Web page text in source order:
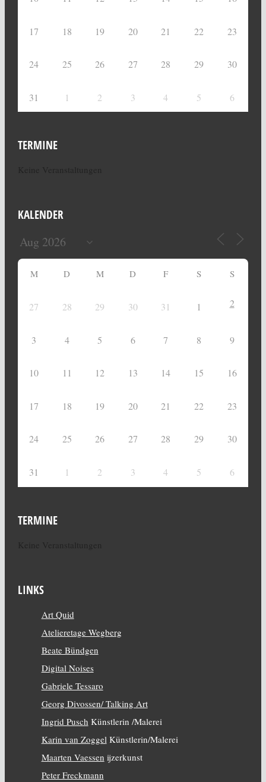
17 18 19 20 21 22 23
24 25 26 27 28 29 30
31 1 2 3 4 5 6
TERMINE
KALENDER
M D M D F S S
27 28 29 30 31 1 2
3 4 5 6 7 8 9
10 11 12 13 14 15 16
17 18 19 20 21 22 23
24 25 26 27 28 29 30
31 1 2 3 4 5 6
TERMINE
LINKS
Art Quid
Atelieretage Wegberg
Beate Bündgen
Digital Noises
Gabriele Tessaro
Georg Divossen/ Talking Art
Ingrid Pusch Künstlerin /Malerei
Karin van Zoggel Künstlerin/Malerei
Maarten Vaessen ijzerkunst
Peter Freckmann